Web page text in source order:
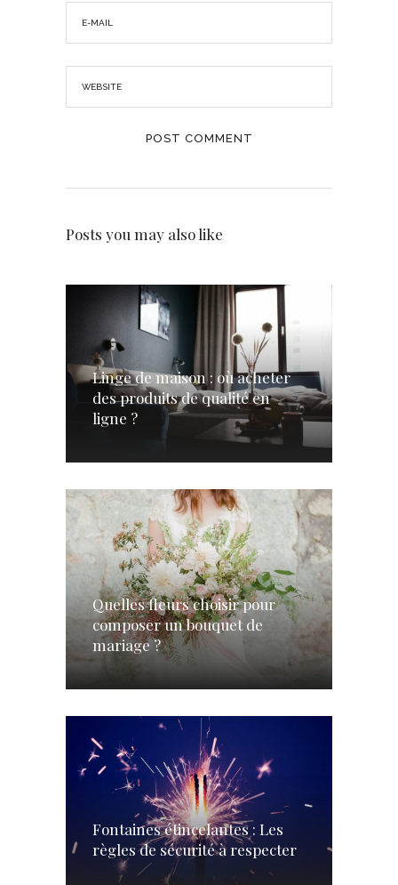
Posts you may also like
Linge de maison : où acheter
des produits de qualité en
ligne ?
Quelles fleurs choisir pour
composer un bouquet de
mariage ?
Fontaines étincelantes : Les
règles de sécurité à respecter